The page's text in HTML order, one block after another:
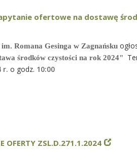
ofertowe na dostawę
im. Romana Gesinga w Zagnańsku
środków czystości na rok 2024"
r. o godz. 10:00
OFERTY ZSL.D.271.1.2024